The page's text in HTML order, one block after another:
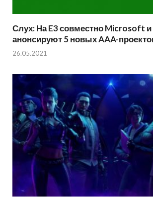
Слух: На E3 совместно Microsoft
анонсируют 5 новых AAA-
26.05.2021